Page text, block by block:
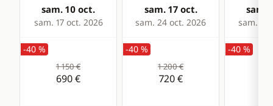
Sondeur
Confort
sam. 10 oct.
sam. 17 oct. 2026
sam. 17 oct.
sam. 24 oct. 2026
sam.
sam. 31
-40 %
1 150 €
690 €
-40 %
1 200 €
720 €
-40 %